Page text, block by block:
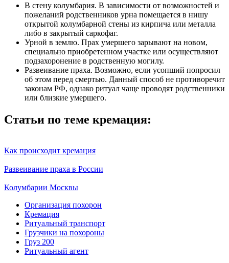
В стену колумбария. В зависимости от возможностей и
пожеланий родственников урна помещается в нишу
открытой колумбарной стены из кирпича или металла
либо в закрытый саркофаг.
Урной в землю. Прах умершего зарывают на новом,
специально приобретенном участке или осуществляют
подзахоронение в родственную могилу.
Развеивание праха. Возможно, если усопший попросил
об этом перед смертью. Данный способ не противоречит
законам РФ, однако ритуал чаще проводят родственники
или близкие умершего.
Статьи по теме кремация:
Как происходит кремация
Развеивание праха в России
Колумбарии Москвы
Организация похорон
Кремация
Ритуальный транспорт
Грузчики на похороны
Груз 200
Ритуальный агент